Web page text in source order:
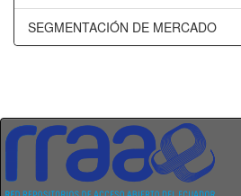
SEGMENTACIÓN DE MERCADO